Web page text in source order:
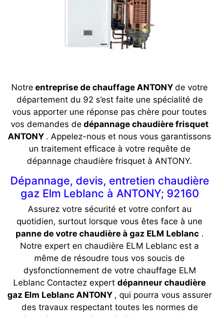
Notre entreprise de chauffage ANTONY de votre
département du 92 s’est faite une spécialité de
vous apporter une réponse pas chère pour toutes
vos demandes de dépannage chaudière frisquet
ANTONY . Appelez-nous et nous vous garantissons
un traitement efficace à votre requête de
dépannage chaudière frisquet à ANTONY.
Dépannage, devis, entretien chaudière
gaz Elm Leblanc à ANTONY; 92160
Assurez votre sécurité et votre confort au
quotidien, surtout lorsque vous êtes face à une
panne de votre chaudière à gaz ELM Leblanc.
Notre expert en chaudière ELM Leblanc est a
même de résoudre tous vos soucis de
dysfonctionnement de votre chauffage ELM
Leblanc Contactez expert dépanneur chaudière
gaz Elm Leblanc ANTONY , qui pourra vous assurer
des travaux respectant toutes les normes de